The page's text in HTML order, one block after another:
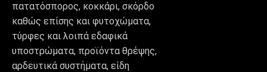
πατατόσπορος, κοκκάρι, σκόρδο
καθώς επίσης και φυτοχώματα,
τύρφες και λοιπά εδαφικά
υποστρώματα, προϊόντα θρέψης,
αρδευτικά συστήματα, είδη